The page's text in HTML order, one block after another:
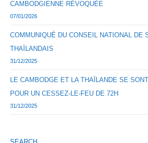
CAMBODGIENNE RÉVOQUÉE
07/01/2026
COMMUNIQUÉ DU CONSEIL NATIONAL DE
THAÏLANDAIS
31/12/2025
LE CAMBODGE ET LA THAÏLANDE SE
POUR UN CESSEZ-LE-FEU DE 72H
31/12/2025